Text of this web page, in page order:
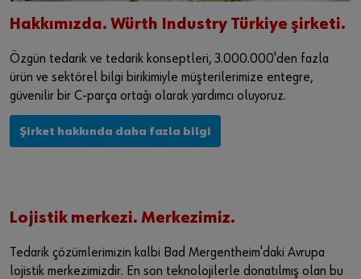
Hakkımızda. Würth Industry Türkiye şirketi.
Özgün tedarik ve tedarik konseptleri, 3.000.000'den fazla
ürün ve sektörel bilgi birikimiyle müşterilerimize entegre,
güvenilir bir C-parça ortağı olarak yardımcı oluyoruz.
Şirket hakkında daha fazla bilgi
Lojistik merkezi. Merkezimiz.
Tedarik çözümlerimizin kalbi Bad Mergentheim'daki Avrupa
lojistik merkezimizdir. En son teknolojilerle donatılmış olan bu